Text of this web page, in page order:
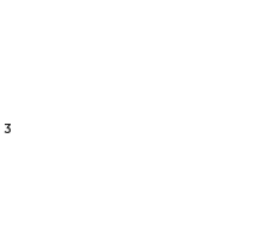
3